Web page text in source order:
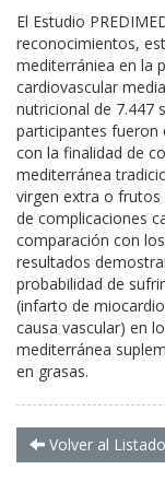
El Estudio
reconocimientos,
mediterrániea en la
cardiovascular
nutricional de 7.447
participantes fueron
con la finalidad de
mediterránea
virgen extra o frutos
de complicaciones
comparación con
resultados
probabilidad de
(infarto de
causa vascular) en
mediterránea
en grasas.
Volver al Listado